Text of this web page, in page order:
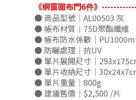
《網窗圍布門6件》
● 商品型號｜AL00503 灰
● 帳布材質｜75D聚酯纖維
● 帳布防水係數｜
● 防曬處理｜抗UV
● 單片展開尺寸｜
● 單片收納尺寸｜
● 單片重量｜800g
● 建議售價｜$2,500 /片